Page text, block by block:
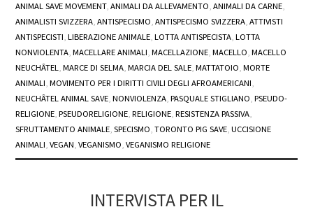
ANIMAL SAVE MOVEMENT,ANIMALI DA ALLEVAMENTO,ANIMALI DA CARNE,
ANIMALISTI SVIZZERA,ANTISPECISMO,ANTISPECISMO SVIZZERA,ATTIVISTI
ANTISPECISTI,LIBERAZIONE ANIMALE,LOTTA ANTISPECISTA,LOTTA
NONVIOLENTA,MACELLARE ANIMALI,MACELLAZIONE,MACELLO,MACELLO
NEUCHÂTEL,MARCE DI SELMA,MARCIA DEL SALE,MATTATOIO,MORTE
ANIMALI,MOVIMENTO PER I DIRITTI CIVILI DEGLI AFROAMERICANI,
NEUCHÂTEL ANIMAL SAVE,NONVIOLENZA,PASQUALE STIGLIANO,PSEUDO-
RELIGIONE,PSEUDORELIGIONE,RELIGIONE,RESISTENZA PASSIVA,
SFRUTTAMENTO ANIMALE,SPECISMO,TORONTO PIG SAVE,UCCISIONE
ANIMALI,VEGAN,VEGANISMO,VEGANISMO RELIGIONE
INTERVISTA PER IL